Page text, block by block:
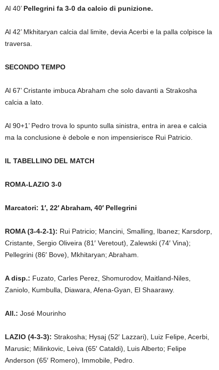
Al 40’ Pellegrini fa 3-0 da calcio di punizione.
Al 42’ Mkhitaryan calcia dal limite, devia Acerbi e la palla colpisce la
traversa.
SECONDO TEMPO
Al 67’ Cristante imbuca Abraham che solo davanti a Strakosha
calcia a lato.
Al 90+1’ Pedro trova lo spunto sulla sinistra, entra in area e calcia
ma la conclusione è debole e non impensierisce Rui Patricio.
IL TABELLINO DEL MATCH
ROMA-LAZIO 3-0
Marcatori: 1′, 22′ Abraham, 40′ Pellegrini
ROMA (3-4-2-1): Rui Patricio; Mancini, Smalling, Ibanez; Karsdorp,
Cristante, Sergio Oliveira (81′ Veretout), Zalewski (74′ Vina);
Pellegrini (86′ Bove), Mkhitaryan; Abraham.
A disp.: Fuzato, Carles Perez, Shomurodov, Maitland-Niles,
Zaniolo, Kumbulla, Diawara, Afena-Gyan, El Shaarawy.
All.: José Mourinho
LAZIO (4-3-3): Strakosha; Hysaj (52′ Lazzari), Luiz Felipe, Acerbi,
Marusic; Milinkovic, Leiva (65′ Cataldi), Luis Alberto; Felipe
Anderson (65′ Romero), Immobile, Pedro.